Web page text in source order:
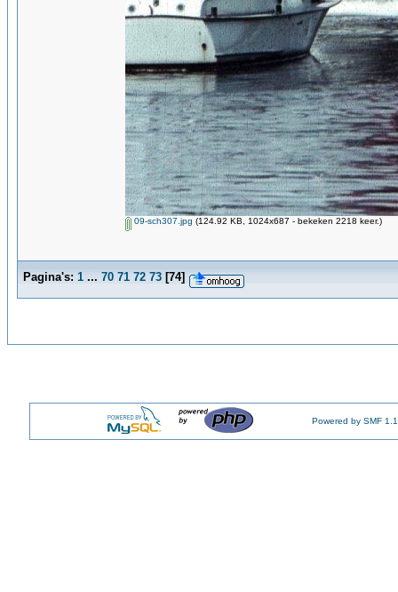
09-sch307.jpg (124.92 KB, 1024x687 - bekeken 2218 keer.)
Pagina's: 1 ... 70 71 72 73 [74]
Powered by SMF